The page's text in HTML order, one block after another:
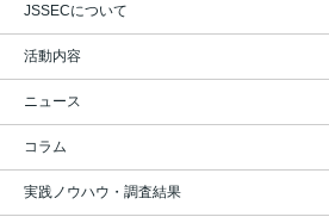
JSSECについて
活動内容
ニュース
コラム
実践ノウハウ・調査結果